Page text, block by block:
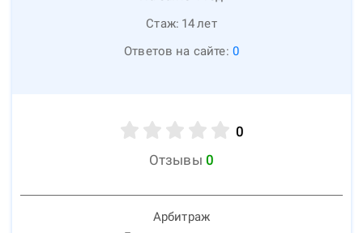
Стаж: 14лет
Ответов на сайте: 0
0
Отзывы 0
Арбитраж